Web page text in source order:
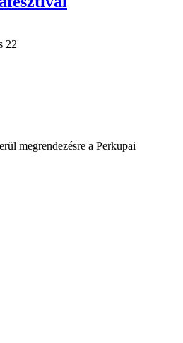
22
megrendezésre a Perkupai